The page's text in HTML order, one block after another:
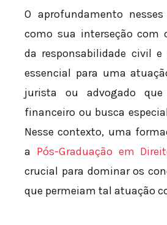
O aprofundamento
como sua interseção com
da responsabilidade civil e
essencial para uma
jurista ou advogado
financeiro ou busca
Nesse contexto, uma
a Pós-Graduação em
crucial para dominar os
que permeiam tal atuação